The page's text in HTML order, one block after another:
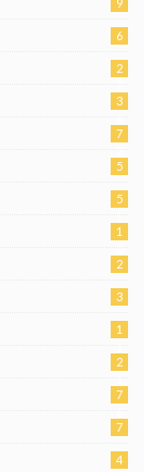
9
6
2
3
7
5
5
1
1
2
3
1
8
2
7
7
4